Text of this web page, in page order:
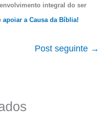
integral do ser
apoiar a Causa da Bíblia!
Post seguinte →